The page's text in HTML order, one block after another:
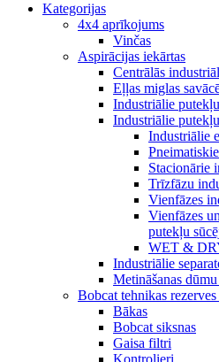
Kategorijas
4x4 aprīkojums
Vinčas
Aspirācijas iekārtas
Centrālās
Eļļas miglas
Industriālie
Industriālie
Industriālie
Stacionārie
Trīzfāzu
Vienfāzes
Vienfāzes
putekļu
WET &
Industriālie
Metināšanas
Bobcat tehnikas rezerves
Bākas
Bobcat siksnas
Gaisa filtri
Kontrolieri